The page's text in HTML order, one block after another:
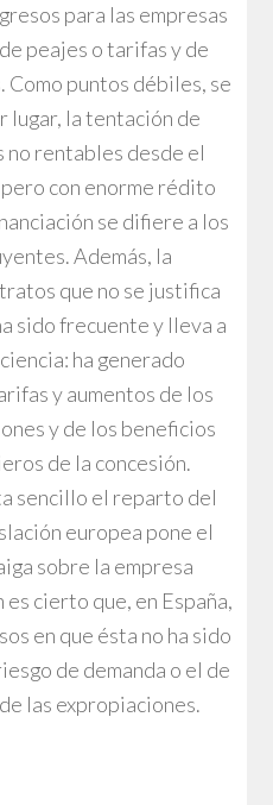
para las empresas
peajes o tarifas y de
Como puntos débiles, se
lugar, la tentación de
rentables desde el
con enorme rédito
se difiere a los
Además, la
que no se justifica
sido frecuente y lleva a
ha generado
y aumentos de los
y de los beneficios
de la concesión.
sencillo el reparto del
europea pone el
sobre la empresa
cierto que, en España,
en que ésta no ha sido
de demanda o el de
las expropiaciones.